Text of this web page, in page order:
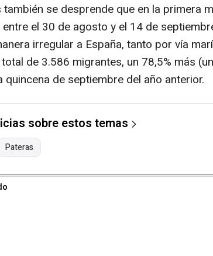
también se desprende que en la primera
el 30 de agosto y el 14 de
irregular a España, tanto por vía
de 3.586 migrantes, un 78,5% más
quincena de septiembre del año anterior.
sobre estos temas
Pateras